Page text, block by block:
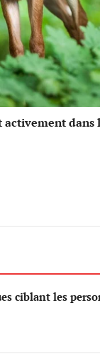
activement
ciblant les